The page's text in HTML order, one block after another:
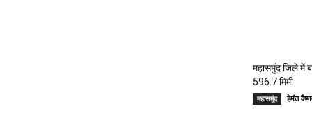
महासमुंद जिले में
596.7 मिमी
महासमुंद हेमंत